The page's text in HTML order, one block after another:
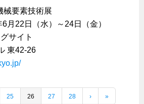
械要素技術展
22日（水）～24日（金）
サイト
東42-26
25 26 27 28 › »